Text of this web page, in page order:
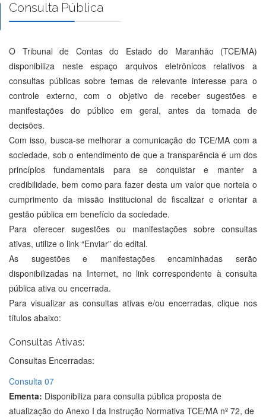
Consulta Pública
O Tribunal de Contas do Estado do Maranhão (TCE/MA)
disponibiliza neste espaço arquivos eletrônicos relativos a
consultas públicas sobre temas de relevante interesse para o
controle externo, com o objetivo de receber sugestões e
manifestações do público em geral, antes da tomada de
decisões.
Com isso, busca-se melhorar a comunicação do TCE/MA com a
sociedade, sob o entendimento de que a transparência é um dos
princípios fundamentais para se conquistar e manter a
credibilidade, bem como para fazer desta um valor que norteia o
cumprimento da missão institucional de fiscalizar e orientar a
gestão pública em benefício da sociedade.
Para oferecer sugestões ou manifestações sobre consultas
ativas, utilize o link “Enviar” do edital.
As sugestões e manifestações encaminhadas serão
disponibilizadas na Internet, no link correspondente à consulta
pública ativa ou encerrada.
Para visualizar as consultas ativas e/ou encerradas, clique nos
títulos abaixo:
Consultas Ativas:
Consultas Encerradas:
Consulta 07
Ementa: Disponibiliza para consulta pública proposta de
atualização do Anexo I da Instrução Normativa TCE/MA nº 72, de